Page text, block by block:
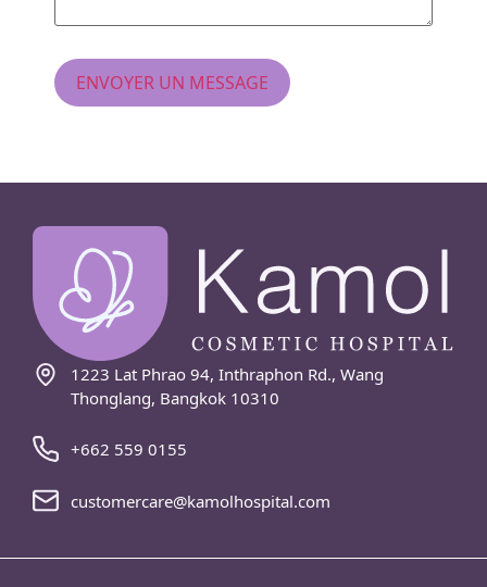
1223 Lat Phrao 94, Inthraphon Rd., Wang
Thonglang, Bangkok 10310
+662 559 0155
customercare@kamolhospital.com